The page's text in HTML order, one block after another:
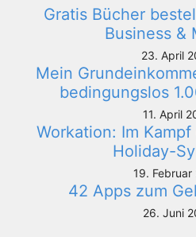
Gratis Bücher
Business &
23. April
Mein
bedingungslos
11. April
Workation: Im
Holiday-
19. Februar
42 Apps zum
26. Juni